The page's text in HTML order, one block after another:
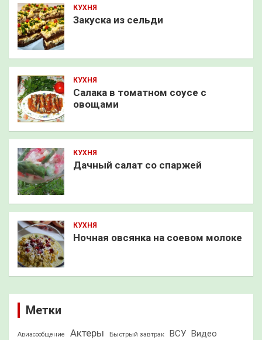
КУХНЯ
Закуска из сельди
КУХНЯ
Салака в томатном соусе с
овощами
КУХНЯ
Дачный салат со спаржей
КУХНЯ
Ночная овсянка на соевом молоке
Метки
Авиасообщение Актеры Быстрый завтрак ВСУ Видео